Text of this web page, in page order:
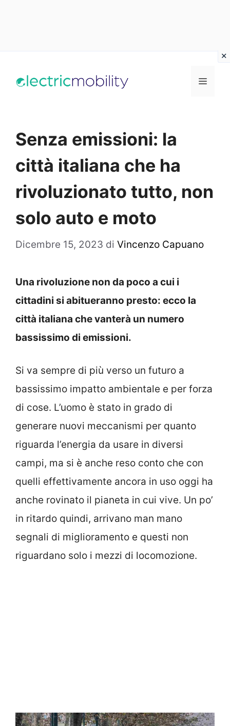
Menu
Senza emissioni: la
città italiana che ha
rivoluzionato tutto, non
solo auto e moto
Dicembre 15, 2023 di Vincenzo Capuano
Una rivoluzione non da poco a cui i
cittadini si abitueranno presto: ecco la
città italiana che vanterà un numero
bassissimo di emissioni.
Si va sempre di più verso un futuro a
bassissimo impatto ambientale e per forza
di cose. L’uomo è stato in grado di
generare nuovi meccanismi per quanto
riguarda l’energia da usare in diversi
campi, ma si è anche reso conto che con
quelli effettivamente ancora in uso oggi ha
anche rovinato il pianeta in cui vive. Un po’
in ritardo quindi, arrivano man mano
segnali di miglioramento e questi non
riguardano solo i mezzi di locomozione.